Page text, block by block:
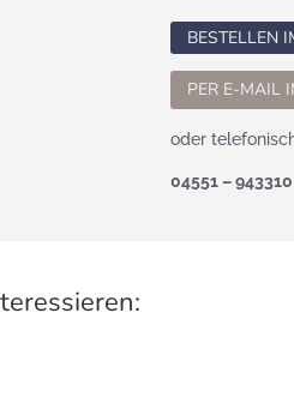
BESTELLEN
PER E-MAIL
oder
04551 – 943310